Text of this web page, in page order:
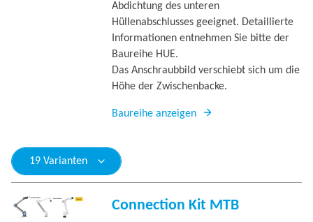
Abdichtung des unteren
Hüllenabschlusses geeignet. Detaillierte
Informationen entnehmen Sie bitte der
Baureihe HUE.
Das Anschraubbild verschiebt sich um die
Höhe der Zwischenbacke.
Baureihe anzeigen
19 Varianten
Connection Kit MTB